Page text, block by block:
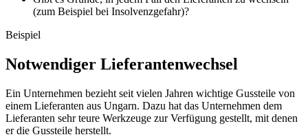
(zum Beispiel bei Insolvenzgefahr)?
Beispiel
Notwendiger Lieferantenwechsel
Ein Unternehmen bezieht seit vielen Jahren wichtige Gussteile von
einem Lieferanten aus Ungarn. Dazu hat das Unternehmen dem
Lieferanten sehr teure Werkzeuge zur Verfügung gestellt, mit denen
er die Gussteile herstellt.